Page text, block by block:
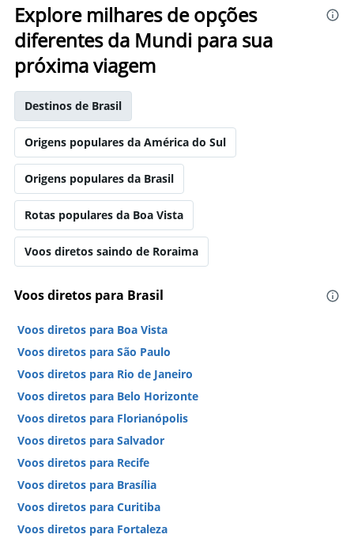
Explore milhares de opções
diferentes da Mundi para sua
próxima viagem
Destinos de Brasil
Origens populares da América do Sul
Origens populares da Brasil
Rotas populares da Boa Vista
Voos diretos saindo de Roraima
Voos diretos para Brasil
Voos diretos para Boa Vista
Voos diretos para São Paulo
Voos diretos para Rio de Janeiro
Voos diretos para Belo Horizonte
Voos diretos para Florianópolis
Voos diretos para Salvador
Voos diretos para Recife
Voos diretos para Brasília
Voos diretos para Curitiba
Voos diretos para Fortaleza